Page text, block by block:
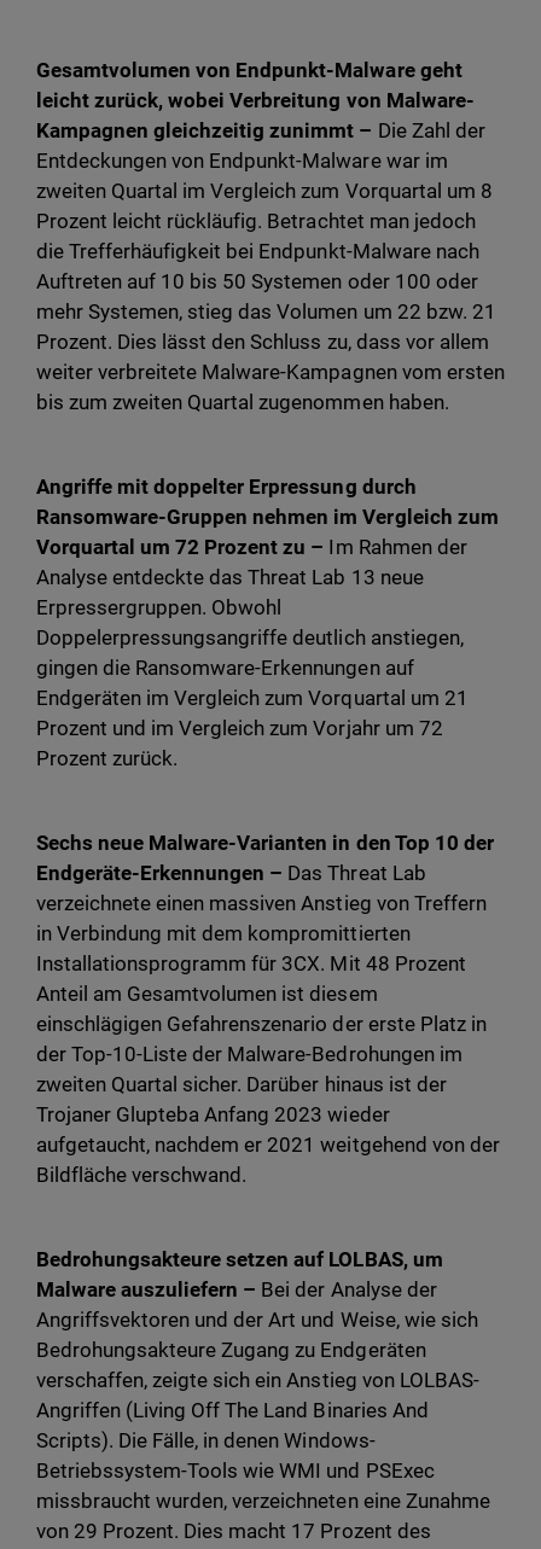
Gesamtvolumen von Endpunkt-Malware geht
leicht zurück, wobei Verbreitung von Malware-
Kampagnen gleichzeitig zunimmt – Die Zahl der
Entdeckungen von Endpunkt-Malware war im
zweiten Quartal im Vergleich zum Vorquartal um 8
Prozent leicht rückläufig. Betrachtet man jedoch
die Trefferhäufigkeit bei Endpunkt-Malware nach
Auftreten auf 10 bis 50 Systemen oder 100 oder
mehr Systemen, stieg das Volumen um 22 bzw. 21
Prozent. Dies lässt den Schluss zu, dass vor allem
weiter verbreitete Malware-Kampagnen vom ersten
bis zum zweiten Quartal zugenommen haben.
Angriffe mit doppelter Erpressung durch
Ransomware-Gruppen nehmen im Vergleich zum
Vorquartal um 72 Prozent zu – Im Rahmen der
Analyse entdeckte das Threat Lab 13 neue
Erpressergruppen. Obwohl
Doppelerpressungsangriffe deutlich anstiegen,
gingen die Ransomware-Erkennungen auf
Endgeräten im Vergleich zum Vorquartal um 21
Prozent und im Vergleich zum Vorjahr um 72
Prozent zurück.
Sechs neue Malware-Varianten in den Top 10 der
Endgeräte-Erkennungen – Das Threat Lab
verzeichnete einen massiven Anstieg von Treffern
in Verbindung mit dem kompromittierten
Installationsprogramm für 3CX. Mit 48 Prozent
Anteil am Gesamtvolumen ist diesem
einschlägigen Gefahrenszenario der erste Platz in
der Top-10-Liste der Malware-Bedrohungen im
zweiten Quartal sicher. Darüber hinaus ist der
Trojaner Glupteba Anfang 2023 wieder
aufgetaucht, nachdem er 2021 weitgehend von der
Bildfläche verschwand.
Bedrohungsakteure setzen auf LOLBAS, um
Malware auszuliefern – Bei der Analyse der
Angriffsvektoren und der Art und Weise, wie sich
Bedrohungsakteure Zugang zu Endgeräten
verschaffen, zeigte sich ein Anstieg von LOLBAS-
Angriffen (Living Off The Land Binaries And
Scripts). Die Fälle, in denen Windows-
Betriebssystem-Tools wie WMI und PSExec
missbraucht wurden, verzeichneten eine Zunahme
von 29 Prozent. Dies macht 17 Prozent des